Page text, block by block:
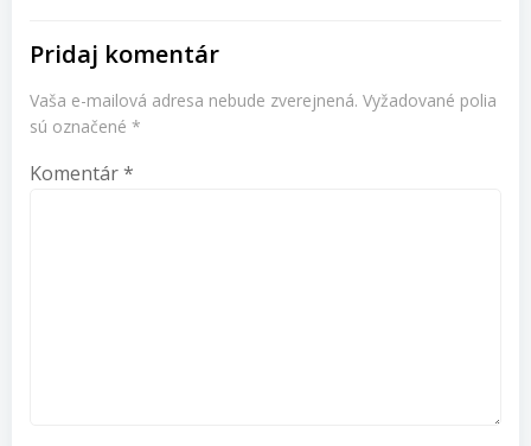
Pridaj komentár
Vaša e-mailová adresa nebude zverejnená. Vyžadované polia
sú označené *
Komentár*